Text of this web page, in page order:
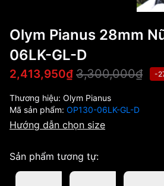
Olym Pianus 28mm
06LK-GL-D
2,413,950₫ 3,300,000₫ -
Thương hiệu: Olym Pianus
Mã sản phẩm: OP130-06LK-GL-D
Hướng dẫn chọn size
Sản phẩm tương tự: